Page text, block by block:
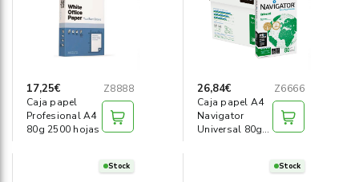
Material oficina ›
Tinta y tóner
17,25€
Z8888
Caja papel
Profesional A4
80g 2500 hojas
26,84€
Z6666
Caja papel A4
Navigator
Universal 80g
Stock Stock